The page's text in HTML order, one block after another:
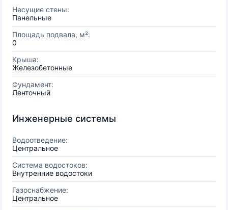
Несущие стены:
Панельные
Площадь подвала, м²:
0
Крыша:
Железобетонные
Фундамент:
Ленточный
Инженерные системы
Водоотведение:
Центральное
Система водостоков:
Внутренние водостоки
Газоснабжение:
Центральное